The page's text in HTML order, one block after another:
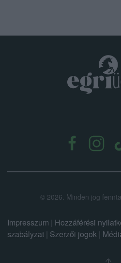
© 2026. Minden jog
Impresszum | Hozzáférési
szabályzat | Szerzői jogok |